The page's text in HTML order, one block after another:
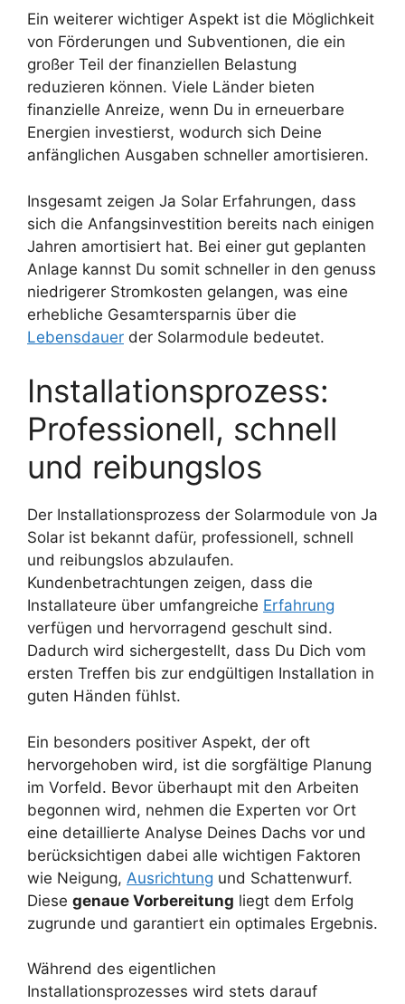
Ein weiterer wichtiger Aspekt ist die Möglichkeit
von Förderungen und Subventionen, die ein
großer Teil der finanziellen Belastung
reduzieren können. Viele Länder bieten
finanzielle Anreize, wenn Du in erneuerbare
Energien investierst, wodurch sich Deine
anfänglichen Ausgaben schneller amortisieren.
Insgesamt zeigen Ja Solar Erfahrungen, dass
sich die Anfangsinvestition bereits nach einigen
Jahren amortisiert hat. Bei einer gut geplanten
Anlage kannst Du somit schneller in den genuss
niedrigerer Stromkosten gelangen, was eine
erhebliche Gesamtersparnis über die
Lebensdauer der Solarmodule bedeutet.
Installationsprozess:
Professionell, schnell
und reibungslos
Der Installationsprozess der Solarmodule von Ja
Solar ist bekannt dafür, professionell, schnell
und reibungslos abzulaufen.
Kundenbetrachtungen zeigen, dass die
Installateure über umfangreiche Erfahrung
verfügen und hervorragend geschult sind.
Dadurch wird sichergestellt, dass Du Dich vom
ersten Treffen bis zur endgültigen Installation in
guten Händen fühlst.
Ein besonders positiver Aspekt, der oft
hervorgehoben wird, ist die sorgfältige Planung
im Vorfeld. Bevor überhaupt mit den Arbeiten
begonnen wird, nehmen die Experten vor Ort
eine detaillierte Analyse Deines Dachs vor und
berücksichtigen dabei alle wichtigen Faktoren
wie Neigung, Ausrichtung und Schattenwurf.
Diese genaue Vorbereitung liegt dem Erfolg
zugrunde und garantiert ein optimales Ergebnis.
Während des eigentlichen
Installationsprozesses wird stets darauf